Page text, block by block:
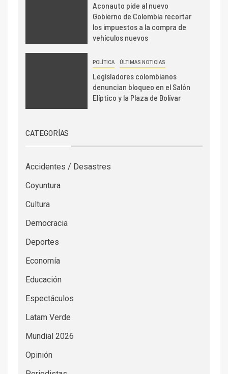
Aconauto pide al nuevo
Gobierno de Colombia recortar
los impuestos a la compra de
vehículos nuevos
POLÍTICA ÚLTIMAS NOTICIAS
Legisladores colombianos
denuncian bloqueo en el Salón
Elíptico y la Plaza de Bolívar
CATEGORÍAS
Accidentes / Desastres
Coyuntura
Cultura
Democracia
Deportes
Economía
Educación
Espectáculos
Latam Verde
Mundial 2026
Opinión